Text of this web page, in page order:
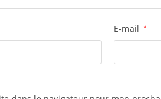
E-mail *